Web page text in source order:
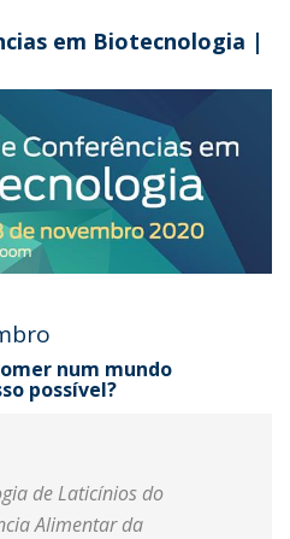
em Biotecnologia |
num mundo
possível?
de Laticínios do
Alimentar da